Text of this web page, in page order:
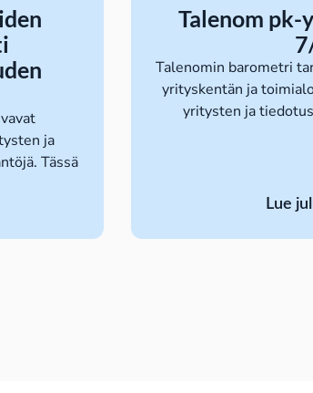
ja
Tässä
Talenom
Talenomin barometri
yrityskentän ja
yritysten ja
Lue